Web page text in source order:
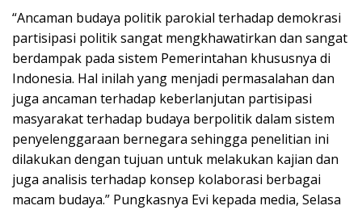
“Ancaman budaya politik parokial terhadap demokrasi
partisipasi politik sangat mengkhawatirkan dan sangat
berdampak pada sistem Pemerintahan khususnya di
Indonesia. Hal inilah yang menjadi permasalahan dan
juga ancaman terhadap keberlanjutan partisipasi
masyarakat terhadap budaya berpolitik dalam sistem
penyelenggaraan bernegara sehingga penelitian ini
dilakukan dengan tujuan untuk melakukan kajian dan
juga analisis terhadap konsep kolaborasi berbagai
macam budaya.” Pungkasnya Evi kepada media, Selasa